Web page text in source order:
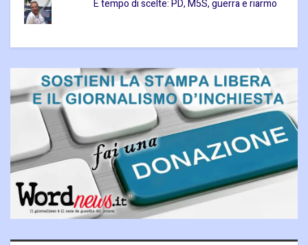
È tempo di scelte: PD, M5S, guerra e riarmo